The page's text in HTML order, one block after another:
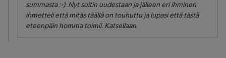
summasta :-). Nyt soitin uudestaan ja jälleen eri ihminen
ihmetteli että mitäs täällä on touhuttu ja lupasi että tästä
eteenpäin homma toimii. Katsellaan.